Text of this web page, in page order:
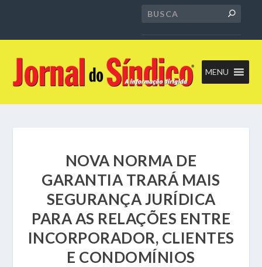
MENU
NOVA NORMA DE
GARANTIA TRARÁ MAIS
SEGURANÇA JURÍDICA
PARA AS RELAÇÕES ENTRE
INCORPORADOR, CLIENTES
E CONDOMÍNIOS